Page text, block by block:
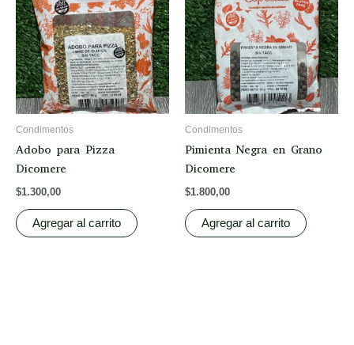
Condimentos
Adobo para Pizza
Dicomere
$1.300,00
Agregar al carrito
Condimentos
Pimienta Negra en Grano
Dicomere
$1.800,00
Agregar al carrito